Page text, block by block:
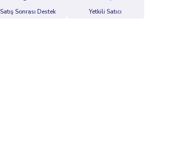
Satış Sonrası Destek Yetkili Satıcı